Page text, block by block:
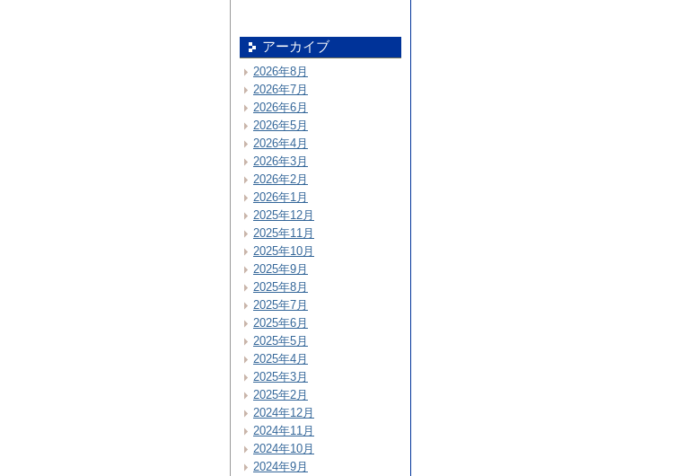
アーカイブ
2026年8月
2026年7月
2026年6月
2026年5月
2026年4月
2026年3月
2026年2月
2026年1月
2025年12月
2025年11月
2025年10月
2025年9月
2025年8月
2025年7月
2025年6月
2025年5月
2025年4月
2025年3月
2025年2月
2024年12月
2024年11月
2024年10月
2024年9月